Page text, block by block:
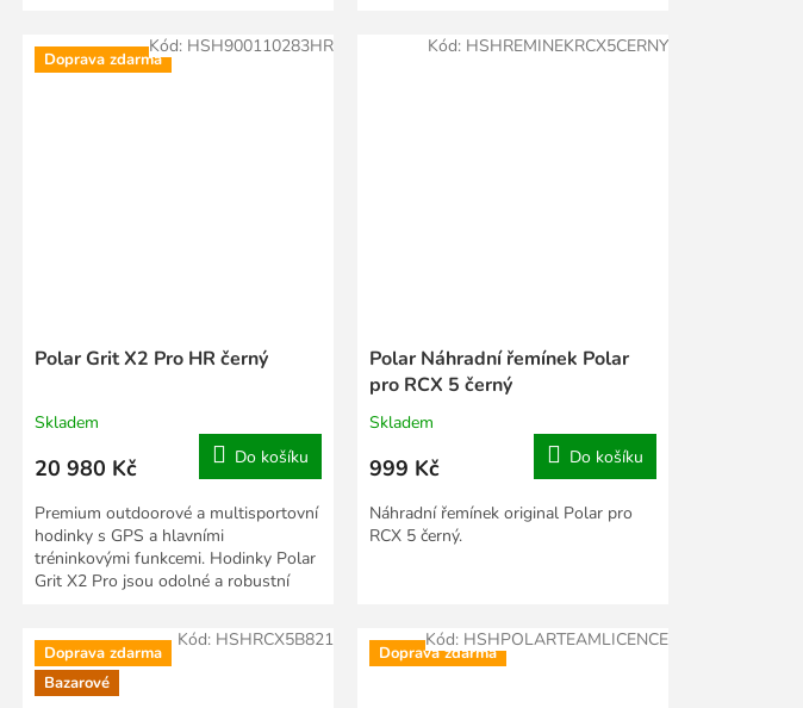
Doprava zdarma
Polar Grit X2 Pro HR černý
Skladem
20 980 Kč Do košíku
Premium outdoorové a multisportovní
hodinky s GPS a hlavními
tréninkovými funkcemi. Hodinky Polar
Grit X2 Pro jsou odolné a robustní
Kód: HSH900110283HR
Polar Náhradní řemínek Polar
pro RCX 5 černý
Skladem
999 Kč Do košíku
Náhradní řemínek original Polar pro
RCX 5 černý.
Kód: HSHREMINEKRCX5CERNY
Doprava zdarma
Bazarové
Kód: HSHRCX5B821
Doprava zdarma
Kód: HSHPOLARTEAMLICENCE